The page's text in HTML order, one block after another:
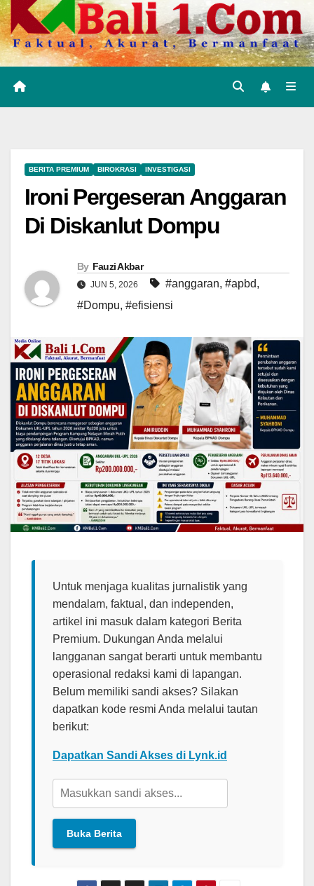
BERITA PREMIUM BIROKRASI INVESTIGASI
Ironi Pergeseran Anggaran
Di Diskanlut Dompu
By Fauzi Akbar
JUN 5, 2026 #anggaran, #apbd,
#Dompu, #efisiensi
Untuk menjaga kualitas jurnalistik yang
mendalam, faktual, dan independen,
artikel ini masuk dalam kategori Berita
Premium. Dukungan Anda melalui
langganan sangat berarti untuk membantu
operasional redaksi kami di lapangan.
Belum memiliki sandi akses? Silakan
dapatkan kode resmi Anda melalui tautan
berikut:
Dapatkan Sandi Akses di Lynk.id